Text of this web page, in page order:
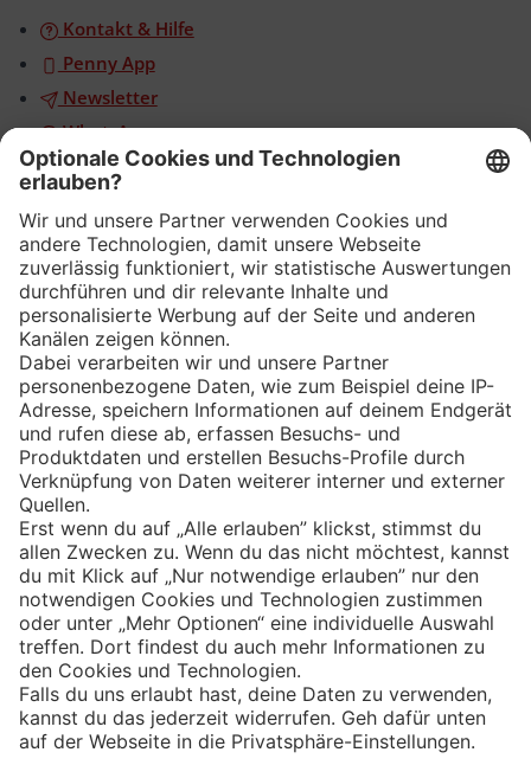
Kontakt & Hilfe
Penny App
Newsletter
WhatsApp
App
Eishockey
Impressum